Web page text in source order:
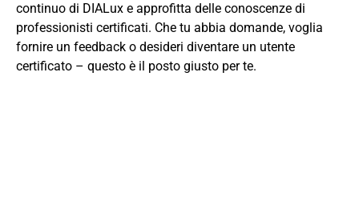
continuo di DIALux e approfitta delle conoscenze di
professionisti certificati. Che tu abbia domande, voglia
fornire un feedback o desideri diventare un utente
certificato – questo è il posto giusto per te.